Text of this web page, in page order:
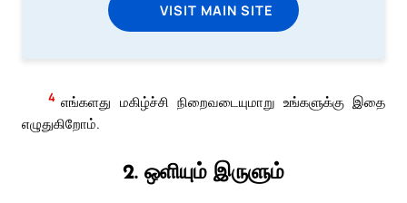
VISIT MAIN SITE
4 எங்களது மகிழ்ச்சி நிறைவடையுமாறு உங்களுக்கு இதை
எழுதுகிறோம்.
2. ஒளியும் இருளும்